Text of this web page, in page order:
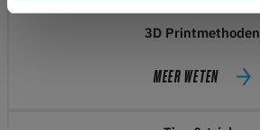
3D Printmethoden
MEER WETEN